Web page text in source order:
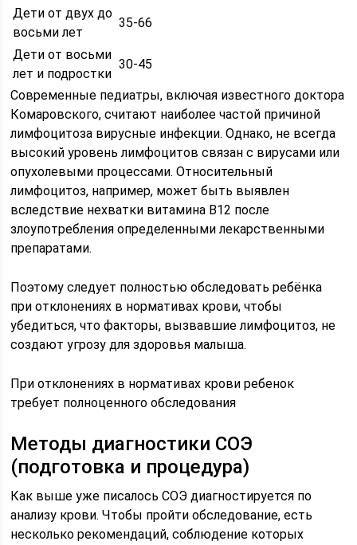
Дети от двух до
восьми лет
35-66
Дети от восьми
лет и подростки
30-45
Современные педиатры, включая известного доктора
Комаровского, считают наиболее частой причиной
лимфоцитоза вирусные инфекции. Однако, не всегда
высокий уровень лимфоцитов связан с вирусами или
опухолевыми процессами. Относительный
лимфоцитоз, например, может быть выявлен
вследствие нехватки витамина В12 после
злоупотребления определенными лекарственными
препаратами.
Поэтому следует полностью обследовать ребёнка
при отклонениях в нормативах крови, чтобы
убедиться, что факторы, вызвавшие лимфоцитоз, не
создают угрозу для здоровья малыша.
При отклонениях в нормативах крови ребенок
требует полноценного обследования
Методы диагностики СОЭ
(подготовка и процедура)
Как выше уже писалось СОЭ диагностируется по
анализу крови. Чтобы пройти обследование, есть
несколько рекомендаций, соблюдение которых